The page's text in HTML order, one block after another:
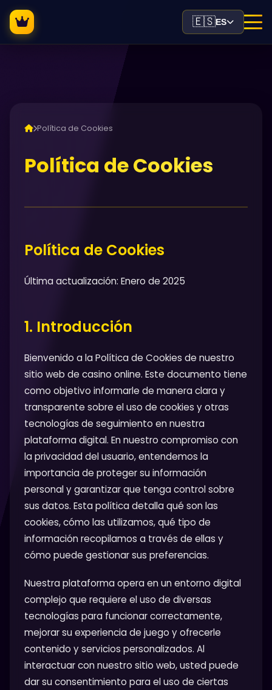
🇪🇸ES
Política de Cookies
Política de Cookies
Política de Cookies
Última actualización: Enero de 2025
1. Introducción
Bienvenido a la Política de Cookies de nuestro
sitio web de casino online. Este documento tiene
como objetivo informarle de manera clara y
transparente sobre el uso de cookies y otras
tecnologías de seguimiento en nuestra
plataforma digital. En nuestro compromiso con
la privacidad del usuario, entendemos la
importancia de proteger su información
personal y garantizar que tenga control sobre
sus datos. Esta política detalla qué son las
cookies, cómo las utilizamos, qué tipo de
información recopilamos a través de ellas y
cómo puede gestionar sus preferencias.
Nuestra plataforma opera en un entorno digital
complejo que requiere el uso de diversas
tecnologías para funcionar correctamente,
mejorar su experiencia de juego y ofrecerle
contenido y servicios personalizados. Al
interactuar con nuestro sitio web, usted puede
dar su consentimiento para el uso de ciertas